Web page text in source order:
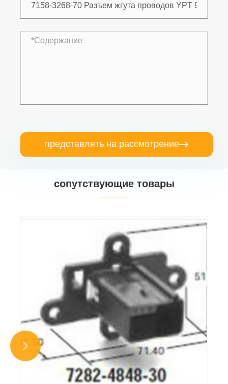
представлять на рассмотрение
сопутствующие товары

